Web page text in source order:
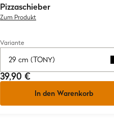
Pizzaschieber
Zum Produkt
Variante
29 cm (TONY)
39,90 €
In den Warenkorb